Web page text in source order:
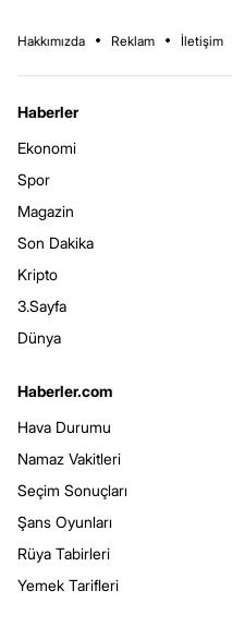
Hakkımızda Reklam İletişim
Haberler
Ekonomi
Spor
Magazin
Son Dakika
Kripto
3.Sayfa
Dünya
Haberler.com
Hava Durumu
Namaz Vakitleri
Seçim Sonuçları
Şans Oyunları
Rüya Tabirleri
Yemek Tarifleri